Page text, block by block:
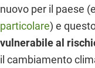
nuovo per il paese
particolare) e
vulnerabile al
il cambiamento